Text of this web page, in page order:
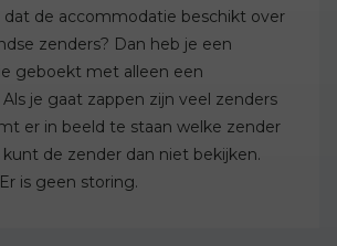
dat de accommodatie beschikt over
zenders? Dan heb je een
geboekt met alleen een
Als je gaat zappen zijn veel zenders
er in beeld te staan welke zender
kunt de zender dan niet bekijken.
is geen storing.